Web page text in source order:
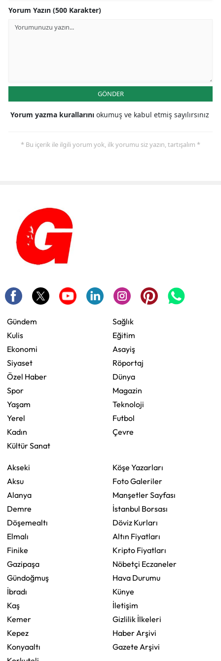
Yorum Yazın (500 Karakter)
GÖNDER
Yorum yazma kurallarını okumuş ve kabul etmiş sayılırsınız
* Bu içerik ile ilgili yorum yok, ilk yorumu siz yazın, tartışalım *
Gündem
Kulis
Ekonomi
Siyaset
Özel Haber
Spor
Yaşam
Yerel
Kadın
Kültür Sanat
Sağlık
Eğitim
Asayiş
Röportaj
Dünya
Magazin
Teknoloji
Futbol
Çevre
Akseki
Aksu
Alanya
Demre
Döşemealtı
Elmalı
Finike
Gazipaşa
Gündoğmuş
İbradı
Kaş
Kemer
Kepez
Konyaaltı
Köşe Yazarları
Foto Galeriler
Manşetler Sayfası
İstanbul Borsası
Döviz Kurları
Altın Fiyatları
Kripto Fiyatları
Nöbetçi Eczaneler
Hava Durumu
Künye
İletişim
Gizlilik İlkeleri
Haber Arşivi
Gazete Arşivi